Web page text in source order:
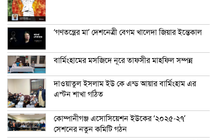
‘গণতন্ত্রের মা’ দেশনেত্রী বেগম খালেদা জিয়ার ইন্তেকাল
বার্মিংহামের মসজিদে নূরে তাফসীর মাহফিল সম্পন্ন
দাওয়াতুল ইসলাম ইউ কে এন্ড আয়ার বার্মিংহাম এর
এস্টন শাখা গঠিত
কোম্পানীগঞ্জ এসোসিয়েশন ইউকের ‘২০২৫-২৭’
সেশনের নতুন কমিটি গঠন